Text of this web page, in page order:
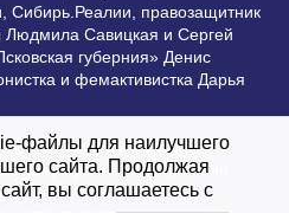
Сибирь.Реалии, правозащитник
Савицкая и Сергей
губерния» Денис
и фемактивистка Дарья
законом. Любое
допустимо при условии
на Vesti.UZ.
файлы для наилучшего
сайта. Продолжая
вы соглашаетесь с